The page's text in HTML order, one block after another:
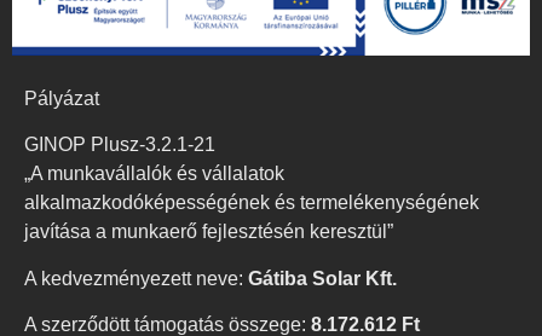
Pályázat
GINOP Plusz-3.2.1-21
„A munkavállalók és vállalatok
alkalmazkodóképességének és termelékenységének
javítása a munkaerő fejlesztésén keresztül”
A kedvezményezett neve: Gátiba Solar Kft.
A szerződött támogatás összege: 8.172.612 Ft